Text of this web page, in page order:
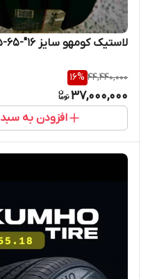
لاستیک کومهو سایز 16"-65-215 HP91
44,440,000
16%
37,000,000
افزودن به سبد